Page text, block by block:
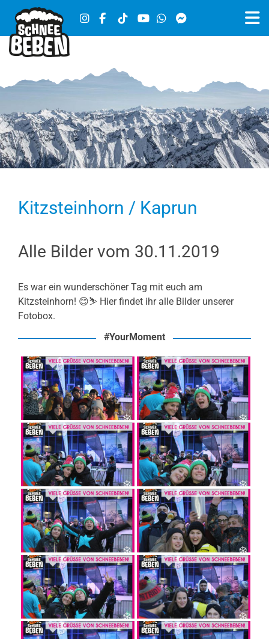
Kitzsteinhorn / Kaprun
Alle Bilder vom 30.11.2019
Es war ein wunderschöner Tag mit euch am
Kitzsteinhorn! 😊⛷️ Hier findet ihr alle Bilder unserer
Fotobox.
#YourMoment